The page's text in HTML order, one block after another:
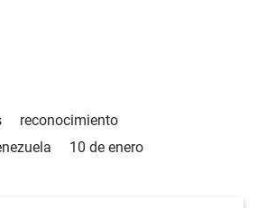
reconocimiento
10 de enero